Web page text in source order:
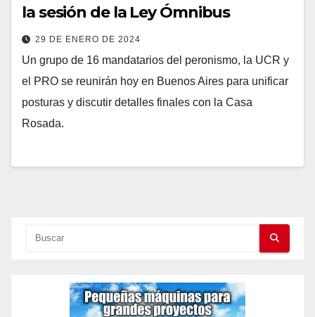
la sesión de la Ley Ómnibus
29 DE ENERO DE 2024
Un grupo de 16 mandatarios del peronismo, la UCR y
el PRO se reunirán hoy en Buenos Aires para unificar
posturas y discutir detalles finales con la Casa
Rosada.